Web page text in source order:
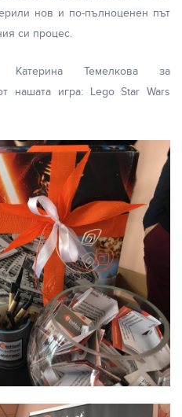
нов и по-пълноценен път
си процес.
Катерина Темелкова за
нашата игра: Lego Star Wars